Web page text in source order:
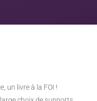
choix de supports
l’Islam pour petits et